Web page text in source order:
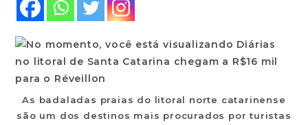
As badaladas praias do litoral norte catarinense
são um dos destinos mais procurados por turistas